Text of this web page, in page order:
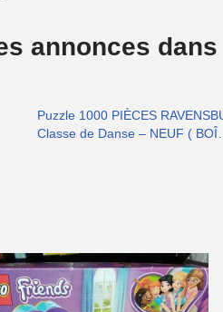
annonces
Puzzle 1000 PIÈCES
Classe de Danse – NEUF (